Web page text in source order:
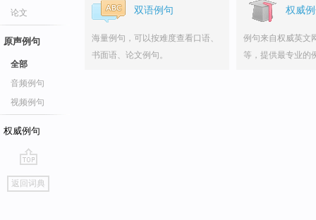
论文
原声例句
全部
音频例句
视频例句
权威例句
go
top
返回词典
双语例句
海量例句，可以按难度查看口语、
书面语、论文例句。
权威
例句来自权威英文
等，提供最专业的